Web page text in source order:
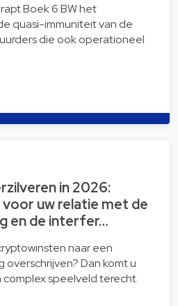
Boek 6 BW het
quasi-immuniteit van de
die ook operationeel
in 2026:
uw relatie met de
en de interfer…
naar een
overschrijven? Dan komt u
speelveld terecht.